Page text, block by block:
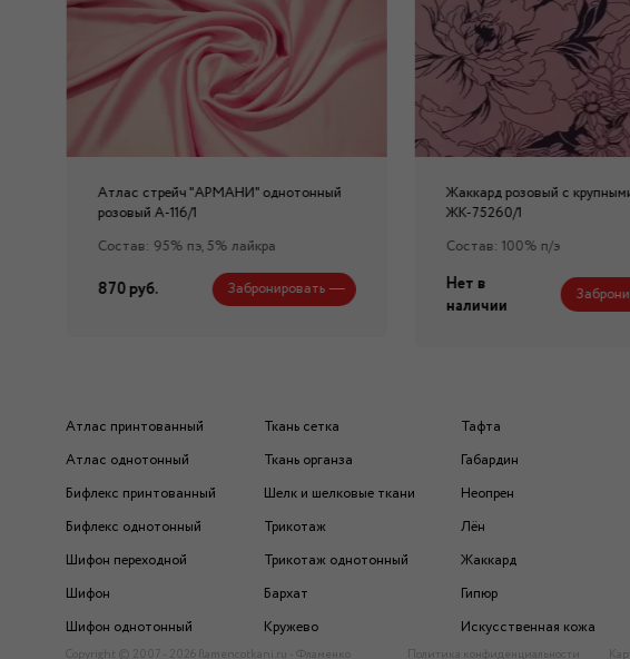
Атлас стрейч "APMAНИ" однотонный
розовый А-116/1
Состав: 95% пэ, 5% лайкра
870 руб. Забронировать
Жаккард розовый с
ЖК-75260/1
Состав: 100% п/э
Нет в
наличии
Атлас принтованный
Атлас однотонный
Бифлекс принтованный
Бифлекс однотонный
Шифон переходной
Шифон
Шифон однотонный
Ткань сетка
Ткань органза
Шелк и шелковые ткани
Трикотаж
Трикотаж однотонный
Бархат
Кружево
Тафта
Габардин
Неопрен
Лён
Жаккард
Гипюр
Искусственная кожа
Copyright © 2007 - 2026 flamencotkani.ru - Фламенко Политика конфиденциальности